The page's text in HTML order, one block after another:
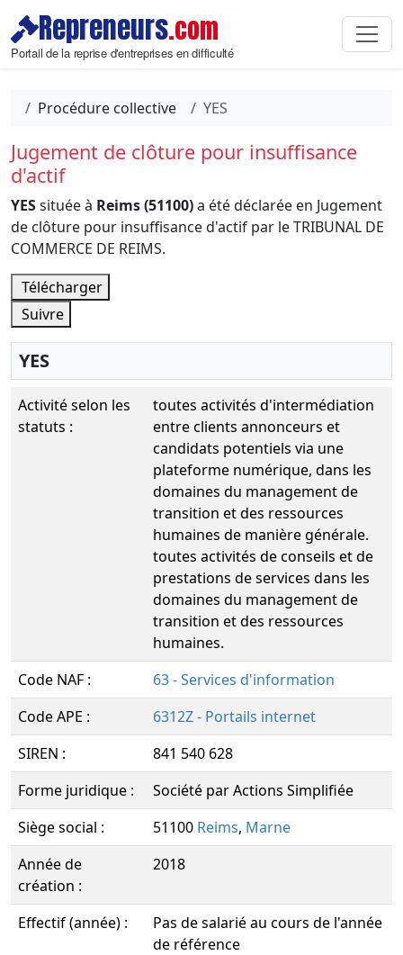
Repreneurs.com
Portail de la reprise d'entreprises en difficulté
Procédure collective YES
Jugement de clôture pour insuffisance
d'actif
YESsituée à Reims (51100)a été déclarée en Jugement
de clôture pour insuffisance d'actif par le TRIBUNAL DE
COMMERCE DE REIMS.
Télécharger
Suivre
YES
Activité selon les
statuts :
toutes activités d'intermédiation
entre clients annonceurs et
candidats potentiels via une
plateforme numérique, dans les
domaines du management de
transition et des ressources
humaines de manière générale.
toutes activités de conseils et de
prestations de services dans les
domaines du management de
transition et des ressources
humaines.
Code NAF :
63 - Services d'information
Code APE :
6312Z - Portails internet
SIREN :
841 540 628
Forme juridique :
Société par Actions Simplifiée
Siège social :
51100 Reims, Marne
Année de
création :
2018
Effectif (année) :
Pas de salarié au cours de l'année
de référence